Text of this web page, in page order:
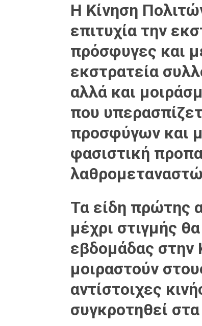
Η Κίνηση
επιτυχία την
πρόσφυγες και
εκστρατεία
αλλά και
που
προσφύγων και
φασιστική
Τα είδη πρώτης
μέχρι στιγμής
εβδομάδας στην
μοιραστούν
αντίστοιχες
συγκροτηθεί